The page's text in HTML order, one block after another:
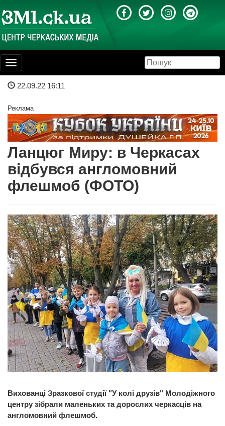
Toggle
navigation
22.09.22 16:11
Реклама
Ланцюг Миру: в Черкасах
відбувся англомовний
флешмоб (ФОТО)
Вихованці Зразкової студії "У колі друзів" Молодіжного
центру зібрали маленьких та дорослих черкасців на
англомовний флешмоб.